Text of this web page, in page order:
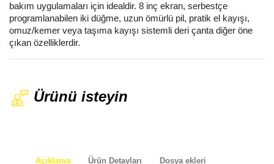
bakım uygulamaları için idealdir. 8 inç ekran, serbestçe
programlanabilen iki düğme, uzun ömürlü pil, pratik el kayışı,
omuz/kemer veya taşıma kayışı sistemli deri çanta diğer öne
çıkan özelliklerdir.
Ürünü isteyin
Açıklama Ürün Detayları Dosya ekleri